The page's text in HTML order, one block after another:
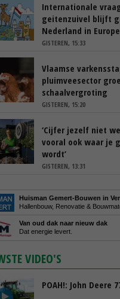
Internationale
geitenzuivel blijft
Nederland in
GISTEREN, 15:33
Vlaamse
pluimveesector
schaalvergroting
GISTEREN, 15:20
‘Cijfer jezelf niet
vooral ook waar je
wordt’
GISTEREN, 13:31
Huisman Gemert-Bouwen in
Hallenbouw, Renovatie &
Van oud dak naar nieuw dak
Dat energie levert.
VIDEO'S
POAH!: John Deere